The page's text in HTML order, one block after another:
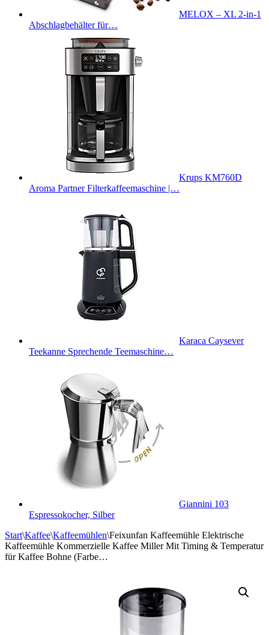
MELOX – XL 2-in-1
Abschlagbehälter für…
Krups KM760D
Aroma Partner Filterkaffeemaschine |…
Karaca Caysever
Teekanne Sprechende Teemaschine…
Giannini 103
Espressokocher, Silber
Start\Kaffee\Kaffeemühlen\Feixunfan Kaffeemühle Elektrische
Kaffeemühle Kommerzielle Kaffee Miller Mit Timing & Temperatur
für Kaffee Bohne (Farbe…